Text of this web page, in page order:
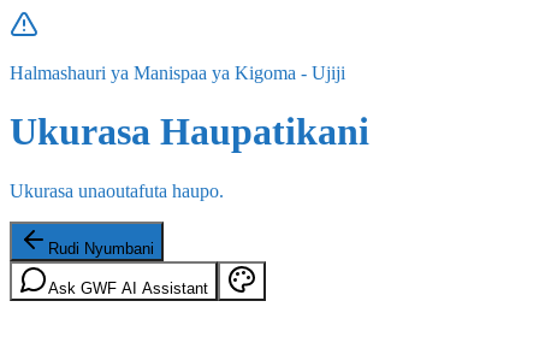
Halmashauri ya Manispaa ya Kigoma - Ujiji
Ukurasa Haupatikani
Ukurasa unaoutafuta haupo.
Rudi Nyumbani
Ask GWF AI Assistant